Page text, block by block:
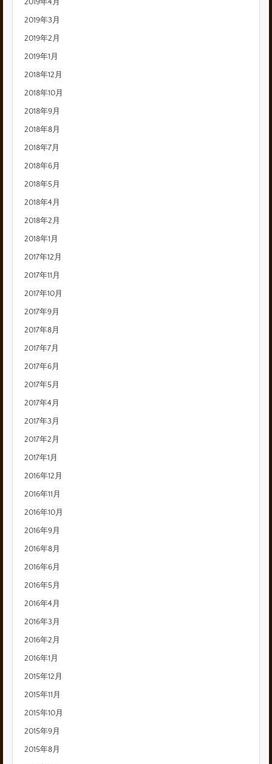
2019年4月
2019年3月
2019年2月
2019年1月
2018年12月
2018年10月
2018年9月
2018年8月
2018年7月
2018年6月
2018年5月
2018年4月
2018年2月
2018年1月
2017年12月
2017年11月
2017年10月
2017年9月
2017年8月
2017年7月
2017年6月
2017年5月
2017年4月
2017年3月
2017年2月
2017年1月
2016年12月
2016年11月
2016年10月
2016年9月
2016年8月
2016年6月
2016年5月
2016年4月
2016年3月
2016年2月
2016年1月
2015年12月
2015年11月
2015年10月
2015年9月
2015年8月